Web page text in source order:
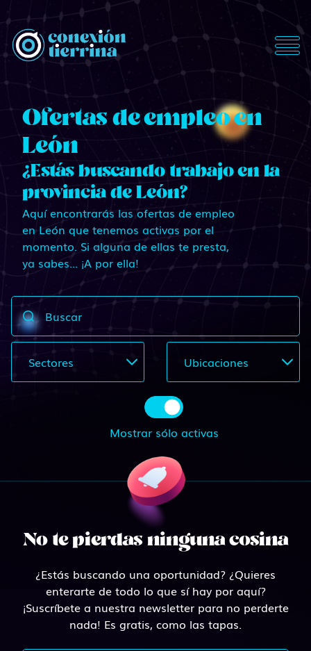
ConexionTierrina
Ofertas de empleo en
León
¿Estás buscando trabajo en la
provincia de León?
Aquí encontrarás las ofertas de empleo
en León que tenemos activas por el
momento. Si alguna de ellas te presta,
ya sabes... ¡A por ella!
Buscar
Sectores Ubicaciones
Mostrar sólo activas
No te pierdas ninguna cosina
¿Estás buscando una oportunidad? ¿Quieres
enterarte de todo lo que sí hay por aquí?
¡Suscríbete a nuestra newsletter para no perderte
nada! Es gratis, como las tapas.